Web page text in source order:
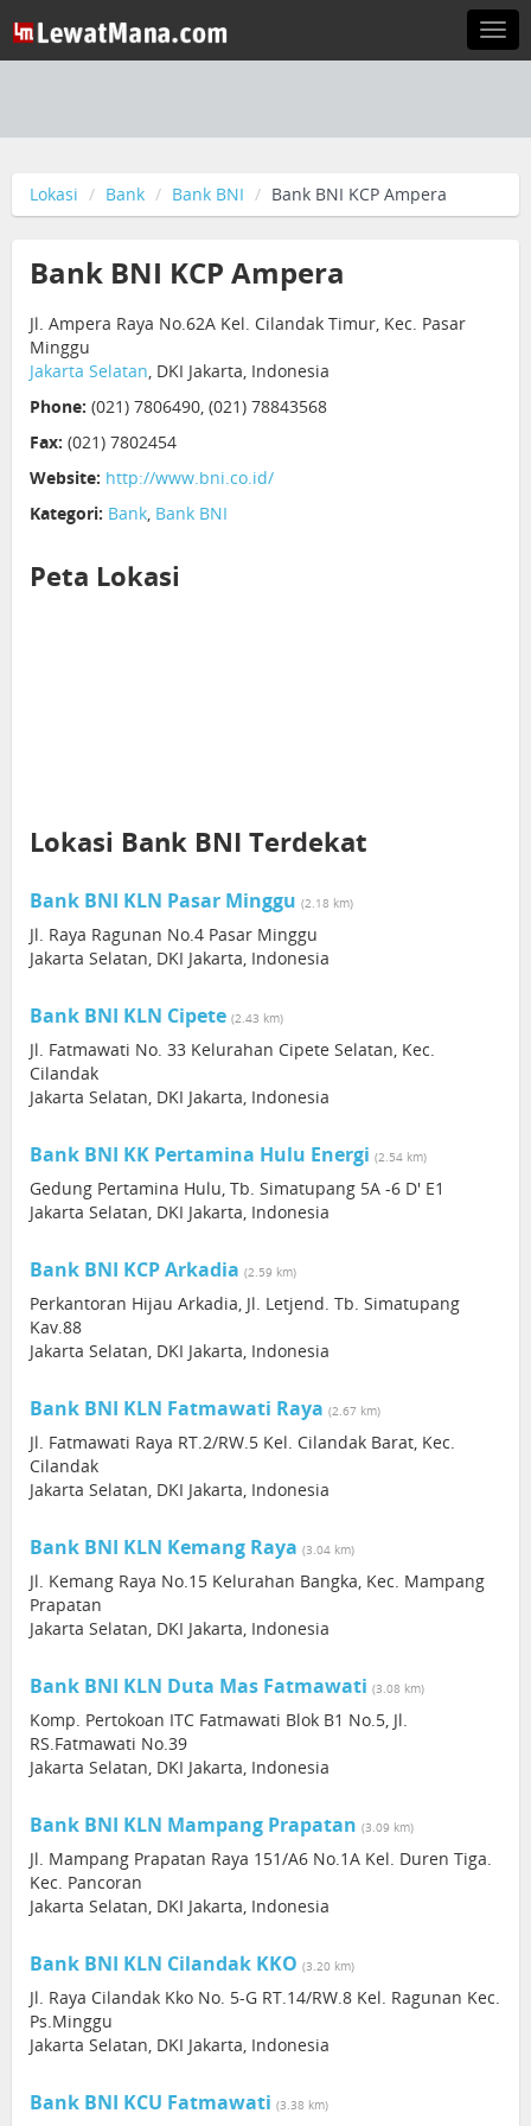
Lokasi Bank Bank BNI Bank BNI KCP Ampera
Bank BNI KCP Ampera
Jl. Ampera Raya No.62A Kel. Cilandak Timur, Kec. Pasar
Minggu
Jakarta Selatan, DKI Jakarta, Indonesia
Phone: (021) 7806490, (021) 78843568
Fax: (021) 7802454
Website: http://www.bni.co.id/
Kategori: Bank, Bank BNI
Peta Lokasi
Lokasi Bank BNI Terdekat
Bank BNI KLN Pasar Minggu (2.18 km)
Jl. Raya Ragunan No.4 Pasar Minggu
Jakarta Selatan, DKI Jakarta, Indonesia
Bank BNI KLN Cipete (2.43 km)
Jl. Fatmawati No. 33 Kelurahan Cipete Selatan, Kec.
Cilandak
Jakarta Selatan, DKI Jakarta, Indonesia
Bank BNI KK Pertamina Hulu Energi (2.54 km)
Gedung Pertamina Hulu, Tb. Simatupang 5A -6 D' E1
Jakarta Selatan, DKI Jakarta, Indonesia
Bank BNI KCP Arkadia (2.59 km)
Perkantoran Hijau Arkadia, Jl. Letjend. Tb. Simatupang
Kav.88
Jakarta Selatan, DKI Jakarta, Indonesia
Bank BNI KLN Fatmawati Raya (2.67 km)
Jl. Fatmawati Raya RT.2/RW.5 Kel. Cilandak Barat, Kec.
Cilandak
Jakarta Selatan, DKI Jakarta, Indonesia
Bank BNI KLN Kemang Raya (3.04 km)
Jl. Kemang Raya No.15 Kelurahan Bangka, Kec. Mampang
Prapatan
Jakarta Selatan, DKI Jakarta, Indonesia
Bank BNI KLN Duta Mas Fatmawati (3.08 km)
Komp. Pertokoan ITC Fatmawati Blok B1 No.5, Jl.
RS.Fatmawati No.39
Jakarta Selatan, DKI Jakarta, Indonesia
Bank BNI KLN Mampang Prapatan (3.09 km)
Jl. Mampang Prapatan Raya 151/A6 No.1A Kel. Duren Tiga.
Kec. Pancoran
Jakarta Selatan, DKI Jakarta, Indonesia
Bank BNI KLN Cilandak KKO (3.20 km)
Jl. Raya Cilandak Kko No. 5-G RT.14/RW.8 Kel. Ragunan Kec.
Ps.Minggu
Jakarta Selatan, DKI Jakarta, Indonesia
Bank BNI KCU Fatmawati (3.38 km)